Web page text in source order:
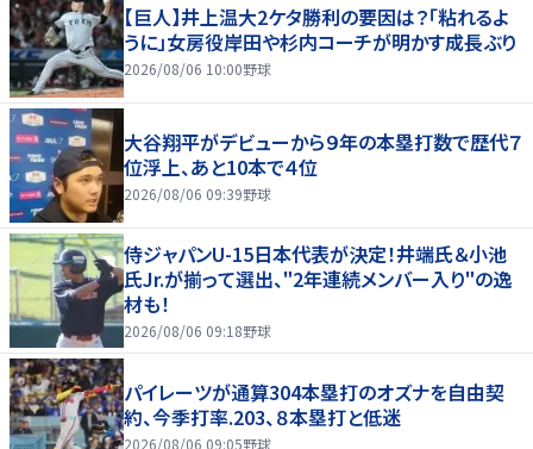
【巨人】井上温大2ケタ勝利の要因は？「粘れるよ
うに」女房役岸田や杉内コーチが明かす成長ぶり
2026/08/06 10:00野球
大谷翔平がデビューから９年の本塁打数で歴代７
位浮上、あと10本で４位
2026/08/06 09:39野球
侍ジャパンU-15日本代表が決定！井端氏＆小池
氏Jr.が揃って選出、"2年連続メンバー入り"の逸
材も！
2026/08/06 09:18野球
パイレーツが通算304本塁打のオズナを自由契
約、今季打率.203、８本塁打と低迷
2026/08/06 09:05野球